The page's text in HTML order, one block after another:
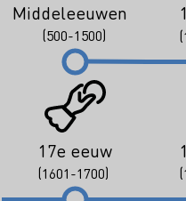
Middeleeuwen
(500-1500)
17e eeuw
(1601-1700)